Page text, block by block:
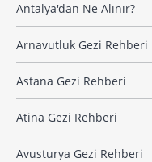
Antalya'dan Ne Alınır?
Arnavutluk Gezi Rehberi
Astana Gezi Rehberi
Atina Gezi Rehberi
Avusturya Gezi Rehberi